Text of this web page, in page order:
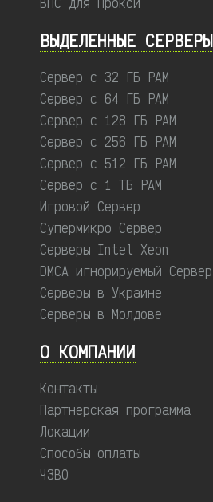
ВЫДЕЛЕННЫЕ CЕРВЕРЫ
Сервер с 32 ГБ РАМ
Сервер с 64 ГБ РАМ
Сервер с 128 ГБ РАМ
Сервер с 256 ГБ РАМ
Сервер с 512 ГБ РАМ
Сервер с 1 ТБ РАМ
Игровой Сервер
Супермикро Сервер
Серверы Intel Xeon
DMCA игнорируемый Сервер
Серверы в Украине
Серверы в Молдове
О КОМПАНИИ
Контакты
Партнерская программа
Локации
Способы оплаты
ЧЗВО